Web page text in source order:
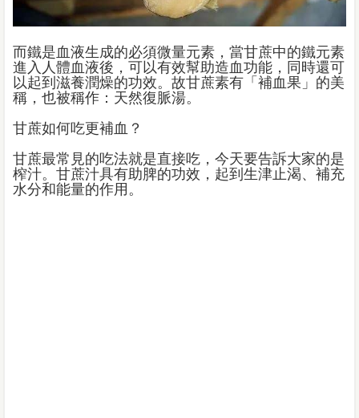
而鐵是血液生成的必須微量元素，當甘蔗中的鐵元素
進入人體血液後，可以有效幫助造血功能，同時還可
以起到滋養潤燥的功效。故甘蔗素有「補血果」的美
稱，也被稱作：天然復脈湯。
甘蔗如何吃更補血？
甘蔗最常見的吃法就是直接吃，今天要告訴大家的是
榨汁。甘蔗汁具有助脾的功效，起到生津止渴、補充
水分和能量的作用。